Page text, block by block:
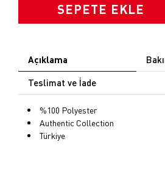
SEPETE EKLE
Açıklama
Teslimat ve İade
%100 Polyester
Authentic Collection
Türkiye